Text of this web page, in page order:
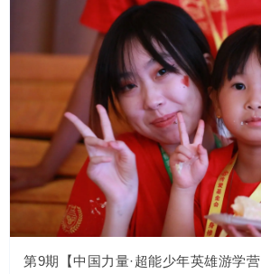
第9期【中国力量·超能少年英雄游学